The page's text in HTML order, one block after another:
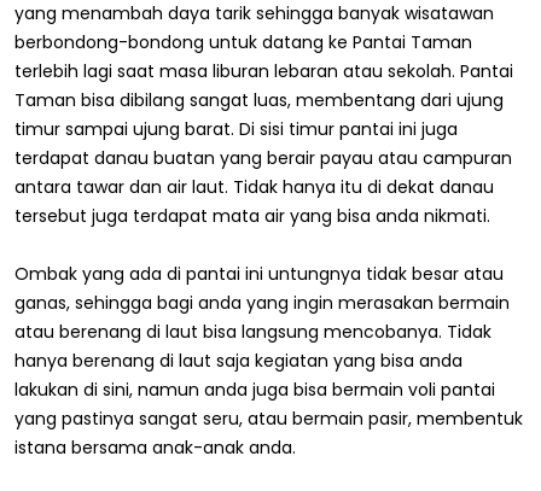
yang menambah daya tarik sehingga banyak wisatawan
berbondong-bondong untuk datang ke Pantai Taman
terlebih lagi saat masa liburan lebaran atau sekolah. Pantai
Taman bisa dibilang sangat luas, membentang dari ujung
timur sampai ujung barat. Di sisi timur pantai ini juga
terdapat danau buatan yang berair payau atau campuran
antara tawar dan air laut. Tidak hanya itu di dekat danau
tersebut juga terdapat mata air yang bisa anda nikmati.
Ombak yang ada di pantai ini untungnya tidak besar atau
ganas, sehingga bagi anda yang ingin merasakan bermain
atau berenang di laut bisa langsung mencobanya. Tidak
hanya berenang di laut saja kegiatan yang bisa anda
lakukan di sini, namun anda juga bisa bermain voli pantai
yang pastinya sangat seru, atau bermain pasir, membentuk
istana bersama anak-anak anda.